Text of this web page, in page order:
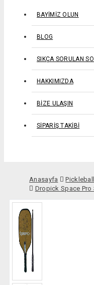
BAYIMIZ OLUN
BLOG
SIKÇA SORULAN
HAKKIMIZDA
BIZE ULAŞIN
SIPARIŞ TAKIBI
Anasayfa
Dropick Space Pro